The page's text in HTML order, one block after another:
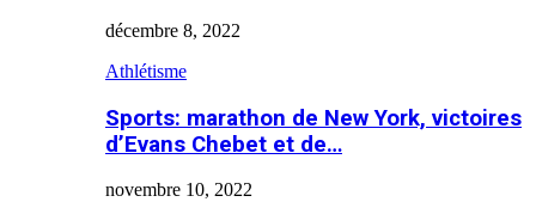
décembre 8, 2022
Athlétisme
Sports: marathon de New York, victoires
d’Evans Chebet et de…
novembre 10, 2022